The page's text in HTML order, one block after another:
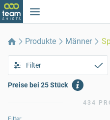
Produkte Männer
Filter
Preise bei 25 Stück
434